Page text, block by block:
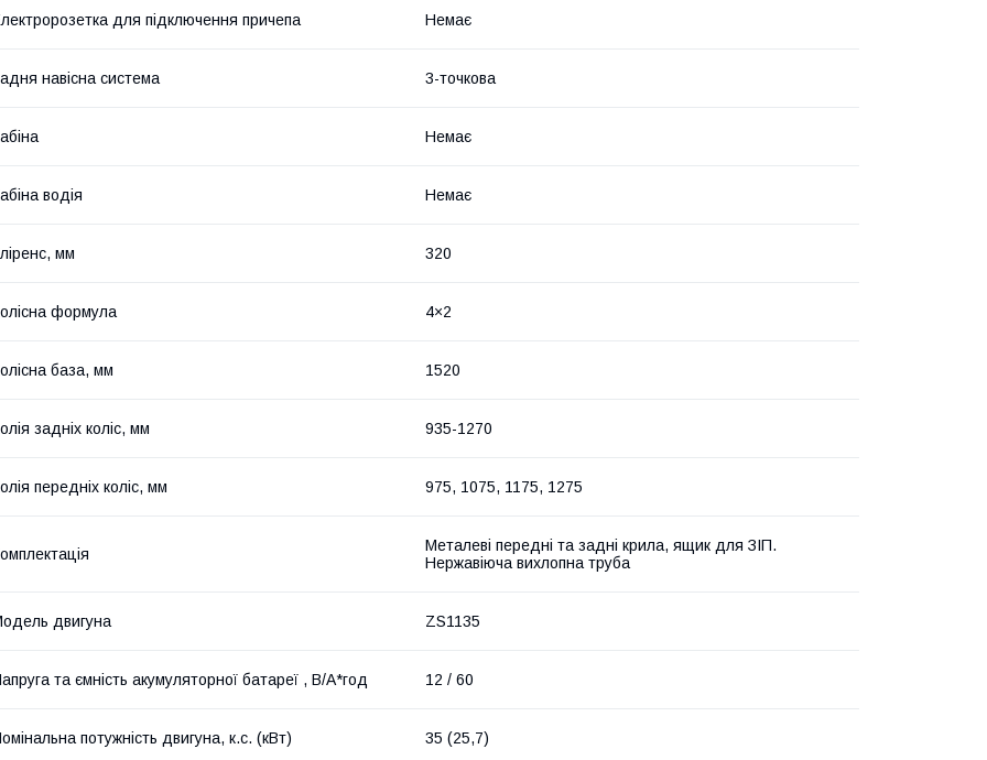
для підключення причепа Немає
навісна система 3-точкова
Немає
водія Немає
мм 320
формула 4×2
база, мм 1520
задніх коліс, мм 935-1270
передніх коліс, мм 975, 1075, 1175, 1275
Металеві передні та задні крила, ящик для ЗІП.
Нержавіюча вихлопна труба
двигуна ZS1135
та ємність акумуляторної батареї , В/А*год 12 / 60
потужність двигуна, к.с. (кВт) 35 (25,7)